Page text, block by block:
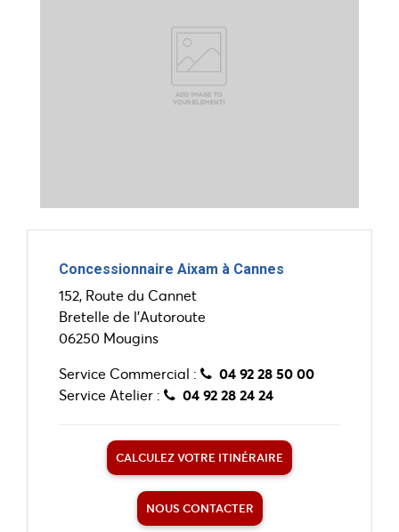
Concessionnaire Aixam à Cannes
152, Route du Cannet
Bretelle de l’Autoroute
06250 Mougins
Service Commercial :
04 92 28 50 00
Service Atelier :
04 92 28 24 24
CALCULEZ VOTRE ITINÉRAIRE
NOUS CONTACTER